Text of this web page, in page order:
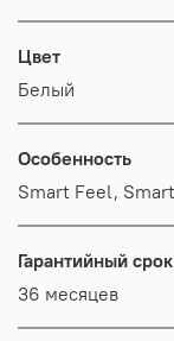
Цвет
Белый
Особенность
Гарантийный срок
36 месяцев